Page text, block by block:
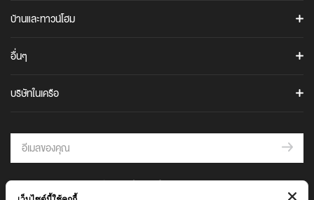
ภาพยนตร์โฆษณาบริษัท
ร่วมงานกับอนันดา
ไอดีโอ คิว สุขุมวิท 36
CULTURE THONGLOR
ไอดีโอ โมบิ สุขุมวิท 40
ไอดีโอ รามคำแหง - ลำสาลี สเตชั่น
URBANIO
ARTALE
อาร์เทล อโศก-พระราม 9
แอริ สุขุมวิท - บางนา กม.5
แอริ แจ้งวัฒนะ
แอริ พระราม 2
เออร์บานิโอ เมซ วิภาวดี-แจ้งวัฒนะ
UNIO TOWN
ยูนิโอ ทาวน์ สุขสวัสดิ์ 30
บ้านและทาวน์โฮม
ทาวน์โฮมพร้อมอยู่
บ้านพร้อมอยู่
อื่นๆ
คำถามที่พบบ่อย
คำนวนสินเชื่อ
นัดเยี่ยมชมโครงการ
บันทึกความร่วมมือการต่อต้านการให้สินบน
บริษัทในเครือ
THE AGENT
THE WORKS
© 2564 บริษัท อนันดา ดีเวลลอปเม้นท์ จำกัด (มหาชน)